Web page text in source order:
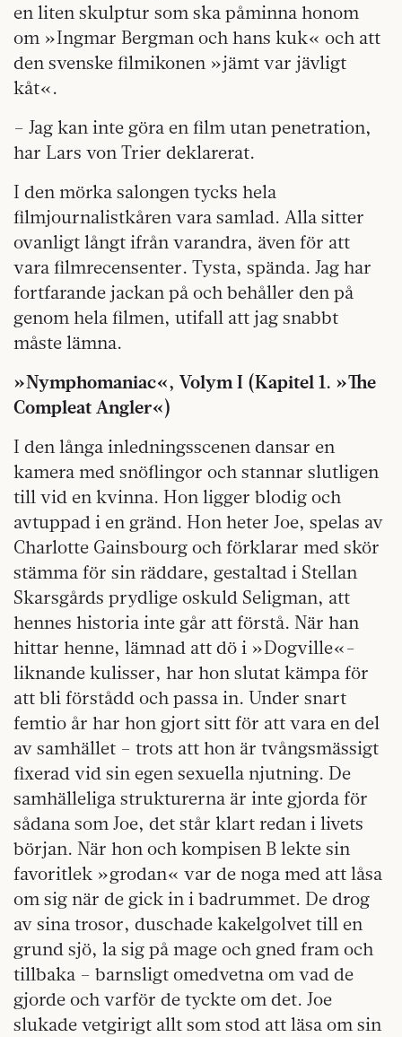
en liten skulptur som ska påminna honom
om »Ingmar Bergman och hans kuk« och att
den svenske filmikonen »jämt var jävligt
kåt«.
– Jag kan inte göra en film utan penetration,
har Lars von Trier deklarerat.
I den mörka salongen tycks hela
filmjournalistkåren vara samlad. Alla sitter
ovanligt långt ifrån varandra, även för att
vara filmrecensenter. Tysta, spända. Jag har
fortfarande jackan på och behåller den på
genom hela filmen, utifall att jag snabbt
måste lämna.
»Nymphomaniac«, Volym I (Kapitel 1. »The
Compleat Angler«)
I den långa inledningsscenen dansar en
kamera med snöflingor och stannar slutligen
till vid en kvinna. Hon ligger blodig och
avtuppad i en gränd. Hon heter Joe, spelas av
Charlotte Gainsbourg och förklarar med skör
stämma för sin räddare, gestaltad i Stellan
Skarsgårds prydlige oskuld Seligman, att
hennes historia inte går att förstå. När han
hittar henne, lämnad att dö i »Dogville«-
liknande kulisser, har hon slutat kämpa för
att bli förstådd och passa in. Under snart
femtio år har hon gjort sitt för att vara en del
av samhället – trots att hon är tvångsmässigt
fixerad vid sin egen sexuella njutning. De
samhälleliga strukturerna är inte gjorda för
sådana som Joe, det står klart redan i livets
början. När hon och kompisen B lekte sin
favoritlek »grodan« var de noga med att låsa
om sig när de gick in i badrummet. De drog
av sina trosor, duschade kakelgolvet till en
grund sjö, la sig på mage och gned fram och
tillbaka – barnsligt omedvetna om vad de
gjorde och varför de tyckte om det. Joe
slukade vetgirigt allt som stod att läsa om sin